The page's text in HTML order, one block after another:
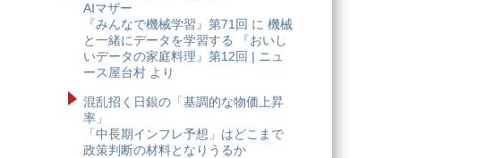
AIマザー
『みんなで機械学習』第71回 に 機械
と一緒にデータを学習する 『おいし
いデータの家庭料理』第12回 | ニュ
ース屋台村 より
混乱招く日銀の「基調的な物価上昇
率」
「中長期インフレ予想」はどこまで
政策判断の材料となりうるか